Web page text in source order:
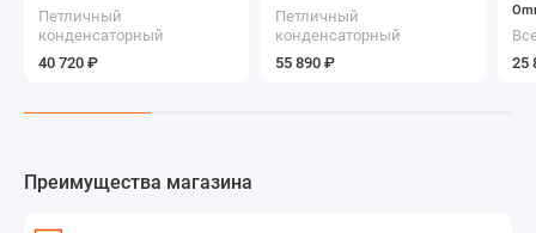
Петличный
конденсаторный
микрофон с разъемом
miniXLR
40 720 ₽
Петличный
конденсаторный
микрофон с разъемом
MicroDot
55 890 ₽ 25
Преимущества магазина